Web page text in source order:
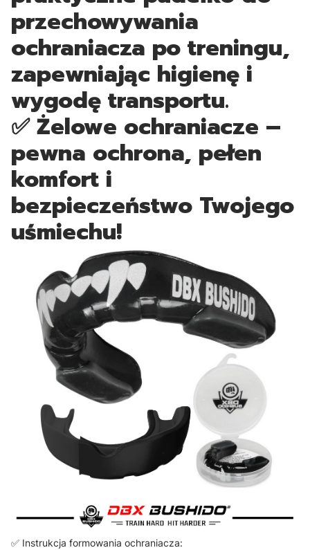
przechowywania
ochraniacza po treningu,
zapewniając higienę i
wygodę transportu.
✅ Żelowe ochraniacze –
pewna ochrona, pełen
komfort i
bezpieczeństwo Twojego
uśmiechu!
✅ Instrukcja formowania ochraniacza: